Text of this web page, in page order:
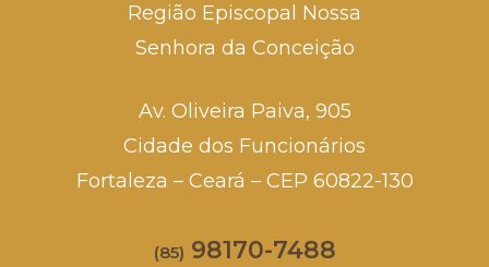
Região Episcopal Nossa
Senhora da Conceição
Av. Oliveira Paiva, 905
Cidade dos Funcionários
Fortaleza – Ceará – CEP 60822-130
(85) 98170-7488